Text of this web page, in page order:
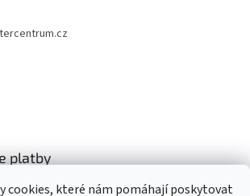
cookies, které nám pomáhají poskytovat
platby